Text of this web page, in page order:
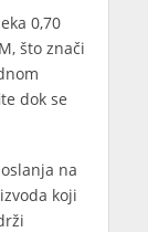
0,70
što znači
dok se
na
koji